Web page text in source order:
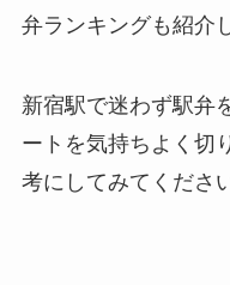
弁ランキングも紹介
新宿駅で迷わず駅弁
ートを気持ちよく切
考にしてみてくださ